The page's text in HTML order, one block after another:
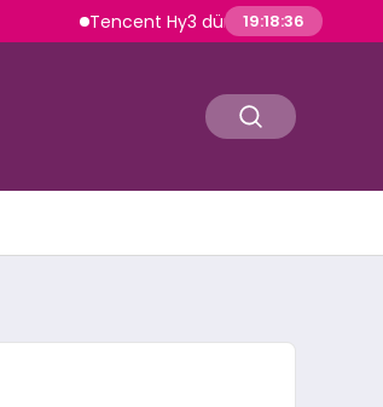
Tencent Hy3 dünya genelinde kullanıma
19:18:38